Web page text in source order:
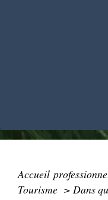
Accueil
Tourisme > Dans